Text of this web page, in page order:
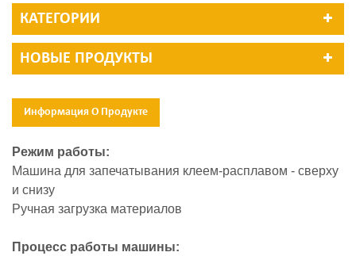
КАТЕГОРИИ
НОВЫЕ ПРОДУКТЫ
Информация О Продукте
Режим работы:
Машина для запечатывания клеем-расплавом - сверху
и снизу
Ручная загрузка материалов
Процесс работы машины: